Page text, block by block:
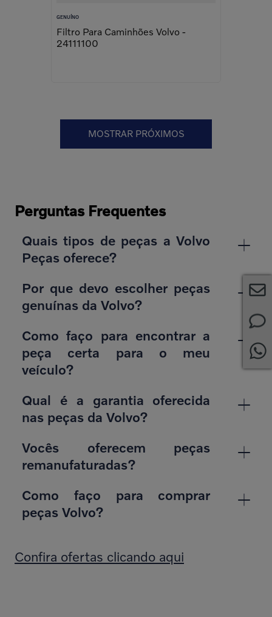
GENUÍNO
Filtro Para Caminhões Volvo -
24111100
MOSTRAR PRÓXIMOS
Perguntas Frequentes
Quais tipos de peças a Volvo
Peças oferece?
Por que devo escolher peças
genuínas da Volvo?
Como faço para encontrar a
peça certa para o meu
veículo?
Qual é a garantia oferecida
nas peças da Volvo?
Vocês oferecem peças
remanufaturadas?
Como faço para comprar
peças Volvo?
Confira ofertas clicando aqui